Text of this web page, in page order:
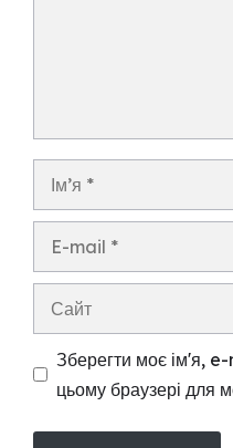
Зберегти моє ім'я,
цьому браузері для